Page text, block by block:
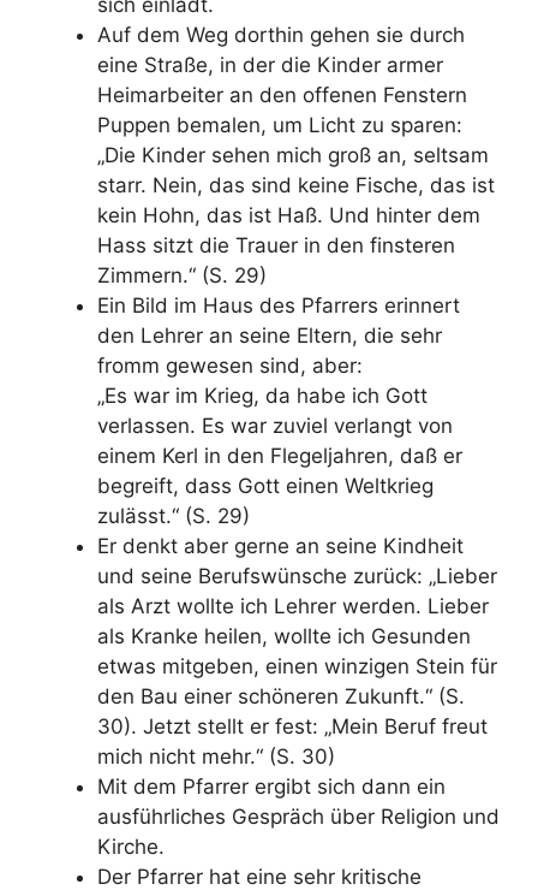
Auf dem Weg dorthin gehen sie durch
eine Straße, in der die Kinder armer
Heimarbeiter an den offenen Fenstern
Puppen bemalen, um Licht zu sparen:
„Die Kinder sehen mich groß an, seltsam
starr. Nein, das sind keine Fische, das ist
kein Hohn, das ist Haß. Und hinter dem
Hass sitzt die Trauer in den finsteren
Zimmern.“ (S. 29)
Ein Bild im Haus des Pfarrers erinnert
den Lehrer an seine Eltern, die sehr
fromm gewesen sind, aber:
„Es war im Krieg, da habe ich Gott
verlassen. Es war zuviel verlangt von
einem Kerl in den Flegeljahren, daß er
begreift, dass Gott einen Weltkrieg
zulässt.“ (S. 29)
Er denkt aber gerne an seine Kindheit
und seine Berufswünsche zurück: „Lieber
als Arzt wollte ich Lehrer werden. Lieber
als Kranke heilen, wollte ich Gesunden
etwas mitgeben, einen winzigen Stein für
den Bau einer schöneren Zukunft.“ (S.
30). Jetzt stellt er fest: „Mein Beruf freut
mich nicht mehr.“ (S. 30)
Mit dem Pfarrer ergibt sich dann ein
ausführliches Gespräch über Religion und
Kirche.
Der Pfarrer hat eine sehr kritische